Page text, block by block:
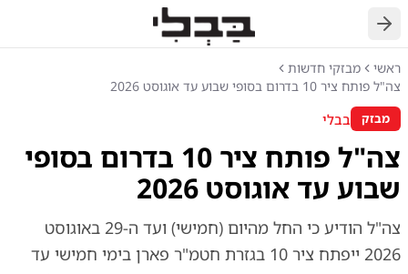
חזרה
ראשי
מבזקי חדשות
צה"ל פותח ציר 10 בדרום בסופי שבוע עד אוגוסט 2026
מבזק בבלי
צה"ל פותח ציר 10 בדרום בסופי
שבוע עד אוגוסט 2026
צה"ל הודיע כי החל מהיום (חמישי) ועד ה-29 באוגוסט
2026 ייפתח ציר 10 בגזרת חטמ"ר פארן בימי חמישי עד